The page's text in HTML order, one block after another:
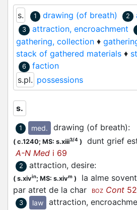
s. 1 drawing (of breath) 2
3 attraction, encroachment
gathering, collection ♦
stack of gathered materials ♦
6
faction
s.pl. possessions
s.
1 med. drawing (of breath):
( c.1240; MS: s.xiii3/4 )
dunt grief
A-N Med i 69
2 attraction, desire:
( s.xivin; MS: s.xivm )
la alme
par atret de la char
BOZ Cont 52
3 law attraction,